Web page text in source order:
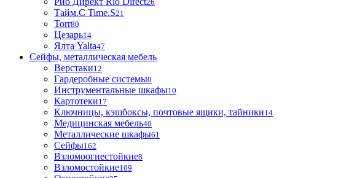
26
Тайм.С Time.S21
Torr80
Цезарь14
Ялта Yalta47
Сейфы, металлическая мебель
Верстаки12
Гардеробные системы0
Инструментальные шкафы10
Картотеки17
Ключницы, кэшбоксы, почтовые ящики, тайники14
Медицинская мебель40
Металлические шкафы61
Сейфы162
Взломоогнестойкие8
Взломостойкие109